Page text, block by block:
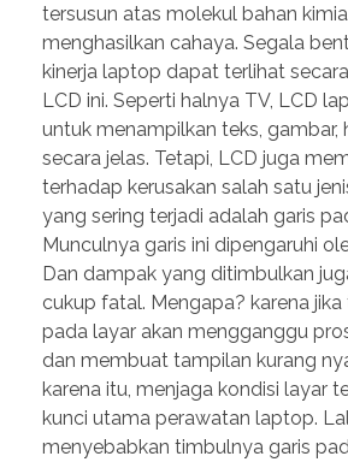
tersusun atas molekul bahan
menghasilkan cahaya. Segala
kinerja laptop dapat terlihat
LCD ini. Seperti halnya TV, LCD
untuk menampilkan teks, gambar,
secara jelas. Tetapi, LCD juga
terhadap kerusakan salah satu
yang sering terjadi adalah garis
Munculnya garis ini dipengaruhi
Dan dampak yang ditimbulkan
cukup fatal. Mengapa? karena
pada layar akan mengganggu
dan membuat tampilan kurang
karena itu, menjaga kondisi layar
kunci utama perawatan laptop.
menyebabkan timbulnya garis